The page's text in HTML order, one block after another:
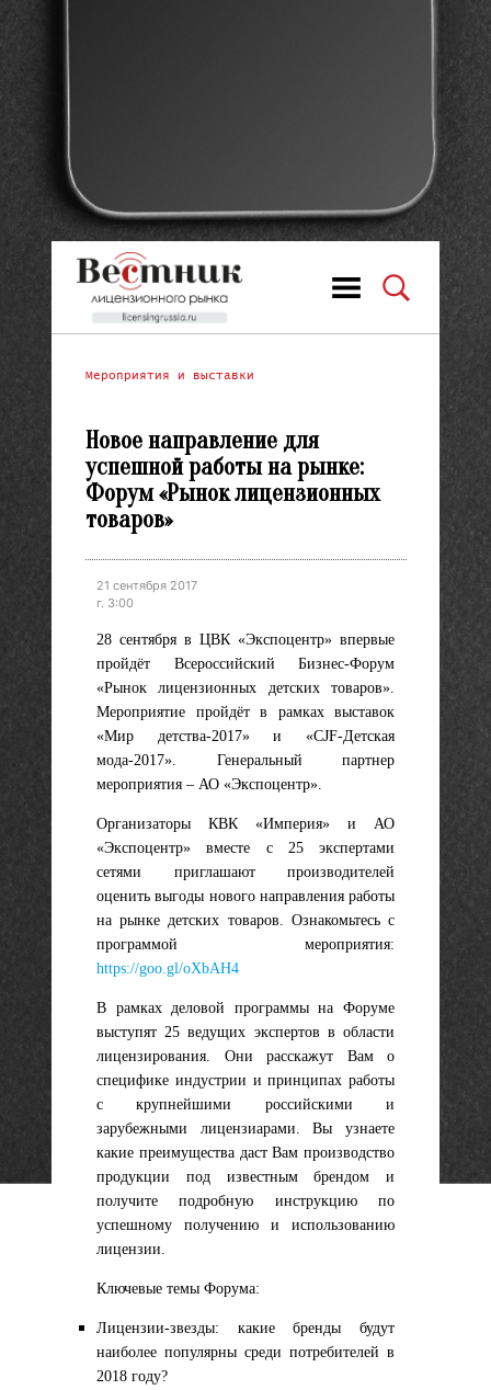
Мероприятия и выставки
Новое направление для
успешной работы на рынке:
Форум «Рынок лицензионных
товаров»
21 сентября 2017
г. 3:00
28 сентября в ЦВК «Экспоцентр» впервые
пройдёт Всероссийский Бизнес-Форум
«Рынок лицензионных детских товаров».
Мероприятие пройдёт в рамках выставок
«Мир детства-2017» и «CJF-Детская
мода-2017». Генеральный партнер
мероприятия – АО «Экспоцентр».
Организаторы КВК «Империя» и АО
«Экспоцентр» вместе с 25 экспертами
сетями приглашают производителей
оценить выгоды нового направления работы
на рынке детских товаров. Ознакомьтесь с
программой мероприятия:
https://goo.gl/oXbAH4
В рамках деловой программы на Форуме
выступят 25 ведущих экспертов в области
лицензирования. Они расскажут Вам о
специфике индустрии и принципах работы
с крупнейшими российскими и
зарубежными лицензиарами. Вы узнаете
какие преимущества даст Вам производство
продукции под известным брендом и
получите подробную инструкцию по
успешному получению и использованию
лицензии.
Ключевые темы Форума:
Лицензии-звезды: какие бренды будут
наиболее популярны среди потребителей в
2018 году?